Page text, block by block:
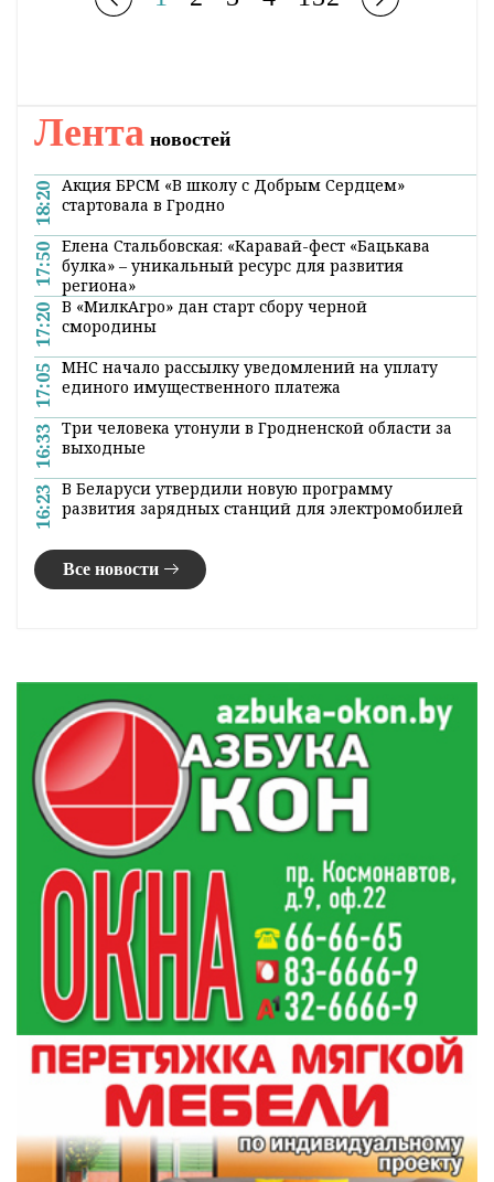
Лента новостей
18:20
Акция БРСМ «В школу с Добрым Сердцем»
стартовала в Гродно
17:50 Елена Стальбовская: «Каравай-фест «Бацькава
булка» – уникальный ресурс для развития
региона»
17:20 В «МилкАгро» дан старт сбору черной
смородины
17:05 МНС начало рассылку уведомлений на уплату
единого имущественного платежа
16:33 Три человека утонули в Гродненской области за
выходные
16:23 В Беларуси утвердили новую программу
развития зарядных станций для электромобилей
Все новости